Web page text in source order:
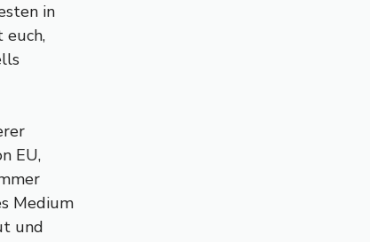
in
euch,
EU,
Medium
und